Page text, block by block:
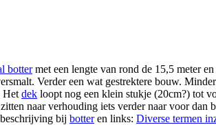
bottermet een lengte van rond de 15,5 meter
Verder een wat gestrektere bouw.
Het dek loopt nog een klein stukje (20cm?) tot
naar verhouding iets verder naar voor dan
bij botteren links: Diverse termen